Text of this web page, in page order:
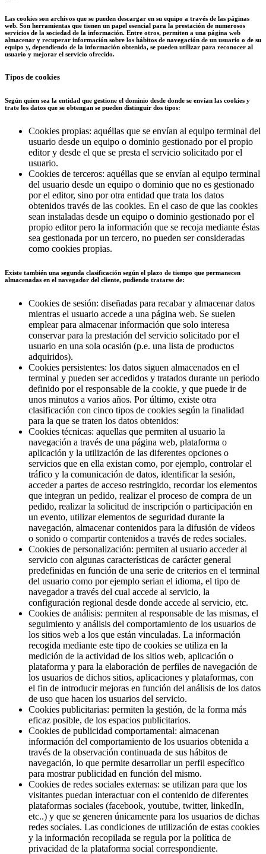
Las cookies son archivos que se pueden descargar en su equipo a través de las páginas
web. Son herramientas que tienen un papel esencial para la prestación de numerosos
servicios de la sociedad de la información. Entre otros, permiten a una página web
almacenar y recuperar información sobre los hábitos de navegación de un usuario o de su
equipo y, dependiendo de la información obtenida, se pueden utilizar para reconocer al
usuario y mejorar el servicio ofrecido.
Tipos de cookies
Según quien sea la entidad que gestione el dominio desde donde se envían las cookies y
trate los datos que se obtengan se pueden distinguir dos tipos:
Cookies propias: aquéllas que se envían al equipo terminal del
usuario desde un equipo o dominio gestionado por el propio
editor y desde el que se presta el servicio solicitado por el
usuario.
Cookies de terceros: aquéllas que se envían al equipo terminal
del usuario desde un equipo o dominio que no es gestionado
por el editor, sino por otra entidad que trata los datos
obtenidos través de las cookies. En el caso de que las cookies
sean instaladas desde un equipo o dominio gestionado por el
propio editor pero la información que se recoja mediante éstas
sea gestionada por un tercero, no pueden ser consideradas
como cookies propias.
Existe también una segunda clasificación según el plazo de tiempo que permanecen
almacenadas en el navegador del cliente, pudiendo tratarse de:
Cookies de sesión: diseñadas para recabar y almacenar datos
mientras el usuario accede a una página web. Se suelen
emplear para almacenar información que solo interesa
conservar para la prestación del servicio solicitado por el
usuario en una sola ocasión (p.e. una lista de productos
adquiridos).
Cookies persistentes: los datos siguen almacenados en el
terminal y pueden ser accedidos y tratados durante un periodo
definido por el responsable de la cookie, y que puede ir de
unos minutos a varios años. Por último, existe otra
clasificación con cinco tipos de cookies según la finalidad
para la que se traten los datos obtenidos:
Cookies técnicas: aquellas que permiten al usuario la
navegación a través de una página web, plataforma o
aplicación y la utilización de las diferentes opciones o
servicios que en ella existan como, por ejemplo, controlar el
tráfico y la comunicación de datos, identificar la sesión,
acceder a partes de acceso restringido, recordar los elementos
que integran un pedido, realizar el proceso de compra de un
pedido, realizar la solicitud de inscripción o participación en
un evento, utilizar elementos de seguridad durante la
navegación, almacenar contenidos para la difusión de vídeos
o sonido o compartir contenidos a través de redes sociales.
Cookies de personalización: permiten al usuario acceder al
servicio con algunas características de carácter general
predefinidas en función de una serie de criterios en el terminal
del usuario como por ejemplo serian el idioma, el tipo de
navegador a través del cual accede al servicio, la
configuración regional desde donde accede al servicio, etc.
Cookies de análisis: permiten al responsable de las mismas, el
seguimiento y análisis del comportamiento de los usuarios de
los sitios web a los que están vinculadas. La información
recogida mediante este tipo de cookies se utiliza en la
medición de la actividad de los sitios web, aplicación o
plataforma y para la elaboración de perfiles de navegación de
los usuarios de dichos sitios, aplicaciones y plataformas, con
el fin de introducir mejoras en función del análisis de los datos
de uso que hacen los usuarios del servicio.
Cookies publicitarias: permiten la gestión, de la forma más
eficaz posible, de los espacios publicitarios.
Cookies de publicidad comportamental: almacenan
información del comportamiento de los usuarios obtenida a
través de la observación continuada de sus hábitos de
navegación, lo que permite desarrollar un perfil específico
para mostrar publicidad en función del mismo.
Cookies de redes sociales externas: se utilizan para que los
visitantes puedan interactuar con el contenido de diferentes
plataformas sociales (facebook, youtube, twitter, linkedIn,
etc..) y que se generen únicamente para los usuarios de dichas
redes sociales. Las condiciones de utilización de estas cookies
y la información recopilada se regula por la política de
privacidad de la plataforma social correspondiente.